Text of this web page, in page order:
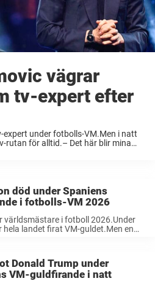
vägrar
tv-expert efter
under fotbolls-VM.Men i natt
rutan för alltid.– Det här blir mina
död under Spaniens
i fotbolls-VM 2026
världsmästare i fotboll 2026.Under
hela landet firat VM-guldet.Men en
Donald Trump under
VM-guldfirande i natt